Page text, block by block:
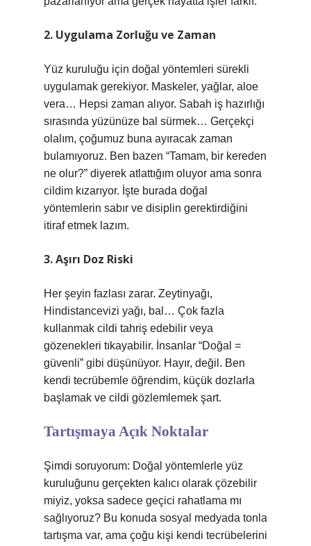
2. Uygulama Zorluğu ve Zaman
Yüz kuruluğu için doğal yöntemleri sürekli
uygulamak gerekiyor. Maskeler, yağlar, aloe
vera… Hepsi zaman alıyor. Sabah iş hazırlığı
sırasında yüzünüze bal sürmek… Gerçekçi
olalım, çoğumuz buna ayıracak zaman
bulamıyoruz. Ben bazen “Tamam, bir kereden
ne olur?” diyerek atlattığım oluyor ama sonra
cildim kızarıyor. İşte burada doğal
yöntemlerin sabır ve disiplin gerektirdiğini
itiraf etmek lazım.
3. Aşırı Doz Riski
Her şeyin fazlası zarar. Zeytinyağı,
Hindistancevizi yağı, bal… Çok fazla
kullanmak cildi tahriş edebilir veya
gözenekleri tıkayabilir. İnsanlar “Doğal =
güvenli” gibi düşünüyor. Hayır, değil. Ben
kendi tecrübemle öğrendim, küçük dozlarla
başlamak ve cildi gözlemlemek şart.
Tartışmaya Açık Noktalar
Şimdi soruyorum: Doğal yöntemlerle yüz
kuruluğunu gerçekten kalıcı olarak çözebilir
miyiz, yoksa sadece geçici rahatlama mı
sağlıyoruz? Bu konuda sosyal medyada tonla
tartışma var, ama çoğu kişi kendi tecrübelerini